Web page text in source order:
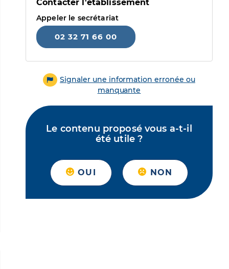
Contacter l'établissement
Appeler le secrétariat
02 32 71 66 00
Signaler une information erronée ou
manquante
Le contenu proposé vous a-t-il
été utile ?
OUI NON